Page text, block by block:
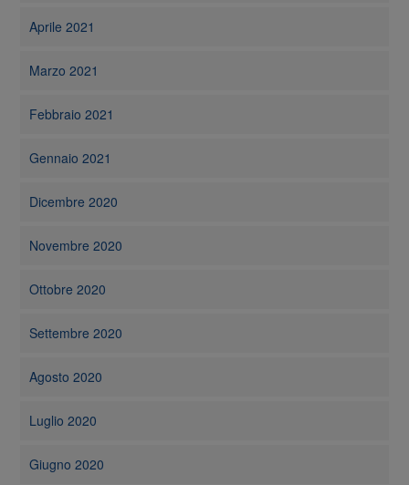
Aprile 2021
Marzo 2021
Febbraio 2021
Gennaio 2021
Dicembre 2020
Novembre 2020
Ottobre 2020
Settembre 2020
Agosto 2020
Luglio 2020
Giugno 2020